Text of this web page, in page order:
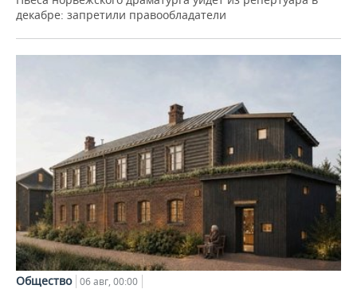
декабре: запретили правообладатели
Общество 06 авг, 00:00